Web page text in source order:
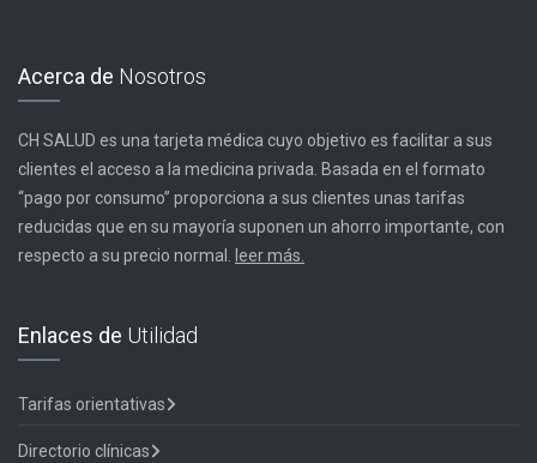
Acerca de Nosotros
CH SALUD es una tarjeta médica cuyo objetivo es facilitar a sus
clientes el acceso a la medicina privada. Basada en el formato
“pago por consumo” proporciona a sus clientes unas tarifas
reducidas que en su mayoría suponen un ahorro importante, con
respecto a su precio normal.
leer más.
Enlaces de Utilidad
Tarifas orientativas
Directorio clínicas